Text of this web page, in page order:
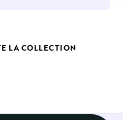
LA COLLECTION